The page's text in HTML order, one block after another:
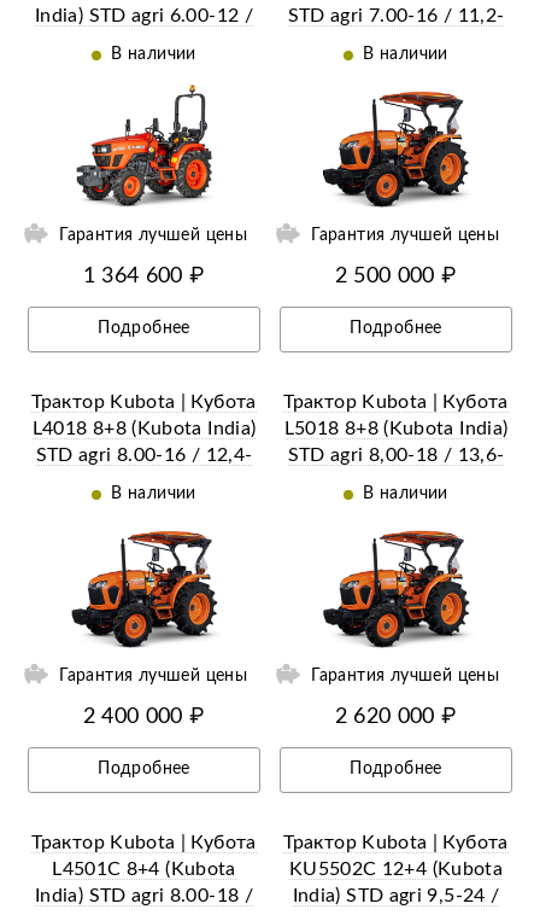
India) STD agri 6.00-12 /
8.3-20 (с ПСМ)
В наличии
Гарантия лучшей цены
1 364 600 ₽
Подробнее
STD agri 7.00-16 / 11,2-
24 (с ПСМ)
В наличии
Гарантия лучшей цены
2 500 000 ₽
Подробнее
Трактор Kubota | Кубота
L4018 8+8 (Kubota India)
STD agri 8.00-16 / 12,4-
24 (с ПСМ)
В наличии
Гарантия лучшей цены
2 400 000 ₽
Подробнее
Трактор Kubota | Кубота
L5018 8+8 (Kubota India)
STD agri 8,00-18 / 13,6-
26 (с ПСМ)
В наличии
Ещё 3 фотографии
Гарантия лучшей цены
2 620 000 ₽
Подробнее
Трактор Kubota | Кубота
L4501C 8+4 (Kubota
India) STD agri 8.00-18 /
Трактор Kubota | Кубота
KU5502C 12+4 (Kubota
India) STD agri 9,5-24 /